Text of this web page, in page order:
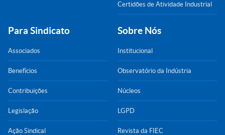
Certidões de Atividade Industrial
Para Sindicato
Associados
Benefícios
Contribuições
Legislação
Ação Sindical
Sobre Nós
Institucional
Observatório da Indústria
Núcleos
LGPD
Revista da FIEC